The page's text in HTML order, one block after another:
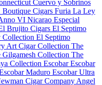
Cuervo y Sobrinos
Cigars Furia La Ley
VI Nicarao Especial
Brujito Cigars El Septimo
Collection El Septimo
Art Cigar Collection The
Gilgamesh Collection The
Collection EscobarEscobar
Maduro Escobar Ultra
Cigar Company Angel